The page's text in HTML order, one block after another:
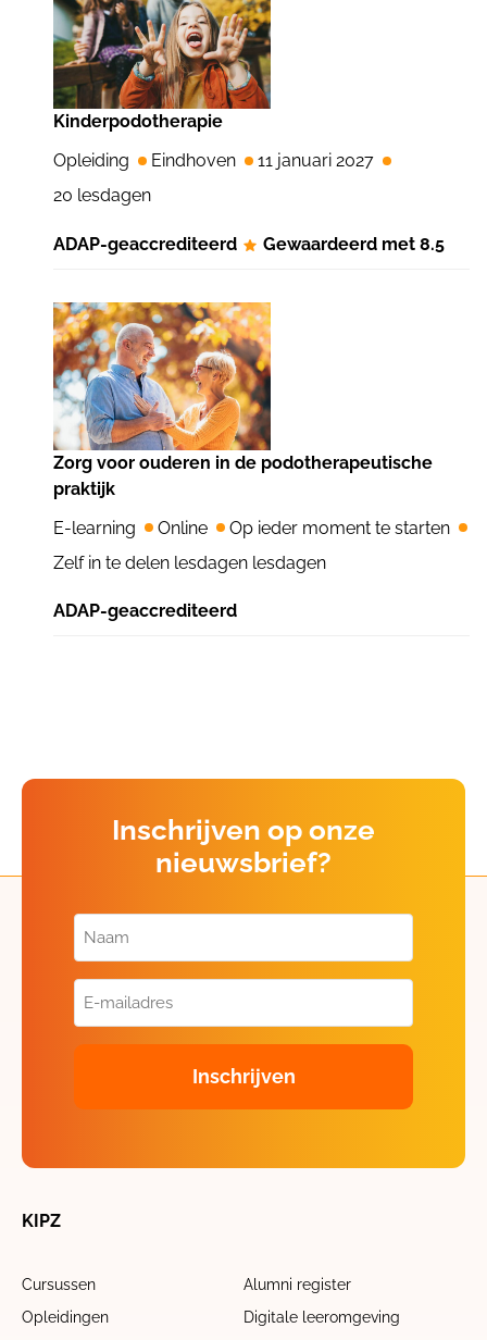
Kinderpodotherapie
Opleiding
Eindhoven
11 januari 2027
20 lesdagen
ADAP-geaccrediteerd Gewaardeerd met 8.5
Zorg voor ouderen in de podotherapeutische
praktijk
E-learning
Online
Op ieder moment te starten
Zelf in te delen lesdagen lesdagen
ADAP-geaccrediteerd
Inschrijven op onze
nieuwsbrief?
Naam
(Vereist)
E-
mailadres
KIPZ
Cursussen
Alumni register
Opleidingen
Digitale leeromgeving